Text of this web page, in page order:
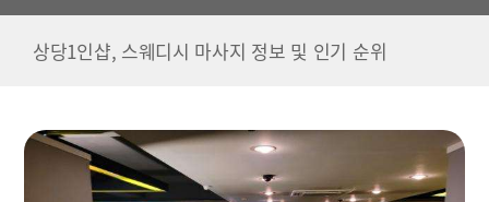
상당1인샵, 스웨디시 마사지 정보 및 인기 순위